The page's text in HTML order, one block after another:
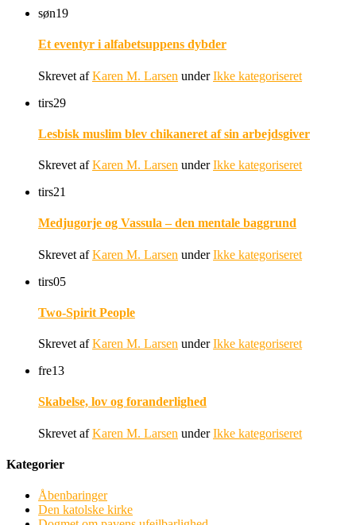
søn19
Et eventyr i alfabetsuppens dybder
Skrevet afKaren M. Larsen underIkke kategoriseret
tirs29
Lesbisk muslim blev chikaneret af sin arbejdsgiver
Skrevet afKaren M. Larsen underIkke kategoriseret
tirs21
Medjugorje og Vassula – den mentale baggrund
Skrevet afKaren M. Larsen underIkke kategoriseret
tirs05
Two-Spirit People
Skrevet afKaren M. Larsen underIkke kategoriseret
fre13
Skabelse, lov og foranderlighed
Skrevet afKaren M. Larsen underIkke kategoriseret
Kategorier
Åbenbaringer
Den katolske kirke